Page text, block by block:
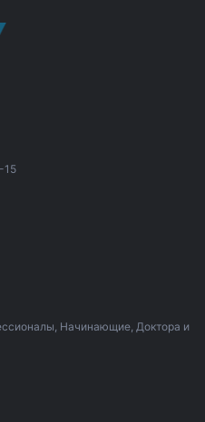
15
Начинающие, Доктора и